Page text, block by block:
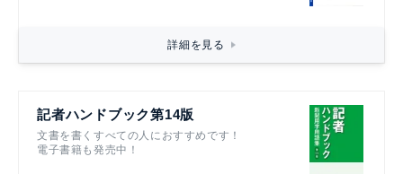
詳細を見る
記者ハンドブック第14版
文書を書くすべての人におすすめです！
電子書籍も発売中！